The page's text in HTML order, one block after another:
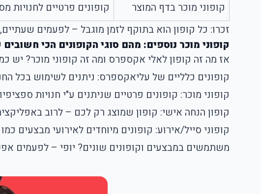
קופוני מוכר בדף המוצר
קופונים פרטיים לחנויות
זכרו: כל קופון הוא בתוקף לזמן מוגבל – לפעמים
קופוני מוכר נוספים: מהם סוגי הקופונים הכי
אז מה זה קופון לאלי אקספרס ומה זה קופוני מוכר? יש
קופונים כלליים של עליאקספרס: ניתנים לשימוש בכל
קופוני מוכר: קופונים פרטיים שניתנים ע"י חנויות
קופון הנחה אישי: קופון שמוצג רק לכם – לרוב
קופוני סייל/אירוע: קופונים מיוחדים לאירועי מבצעים כמו
משתמשים במבצעים וקופונים שונים? יופי – לפעמים